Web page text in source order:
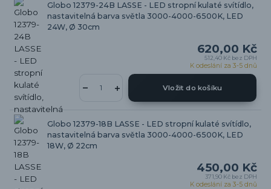
Globo 12379-24B LASSE - LED stropní kulaté svítídlo,
nastavitelná barva světla 3000-4000-6500K, LED
24W, Ø 30cm
620,00 Kč
512,40 Kč bez DPH
K odeslání za 3-5 dnů
Vložit do košíku
Globo 12379-18B LASSE - LED stropní kulaté svítídlo,
nastavitelná barva světla 3000-4000-6500K, LED
18W, Ø 22cm
450,00 Kč
371,90 Kč bez DPH
K odeslání za 3-5 dnů